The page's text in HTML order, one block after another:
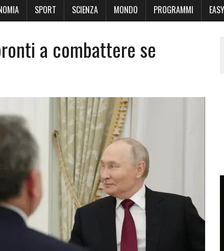
SPORT SCIENZA MONDO PROGRAMMI
a combattere se